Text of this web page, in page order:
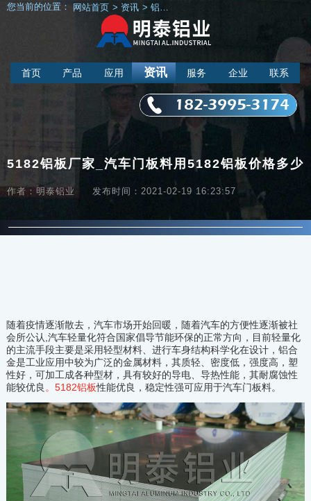
首页 产品 应用 资讯 服务 企业 联系
182-3995-3174
您当前的位置： 网站首页 > 资讯 > 铝材资讯
5182铝板厂家_汽车门板料用5182铝板价格多少
作者：明泰铝业 发布时间：2021-02-19 16:23:57
随着疫情逐渐散去，汽车市场开始回暖，随着汽车的方便性逐渐被社
会所公认,汽车轻量化符合国家倡导节能环保的正常方向，目前轻量化
的主流手段主要是采用轻型材料、进行车身结构科学化在设计，铝合
金是工业应用中较为广泛的金属材料，其质轻、密度低，强度高，塑
性好，可加工成各种型材，具有较好的导电、导热性能，其耐腐蚀性
能较优良 。5182铝板性能优良，稳定性强可应用于汽车门板料。